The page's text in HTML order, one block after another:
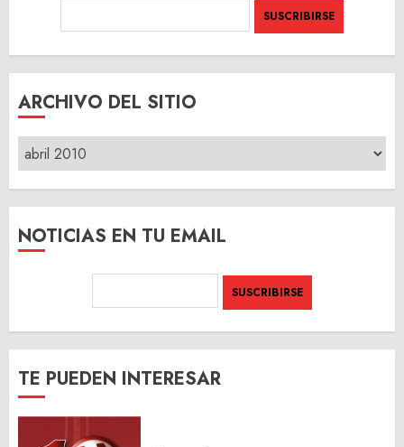
ARCHIVO DEL SITIO
ARCHIVO
DEL
SITIO
NOTICIAS EN TU EMAIL
TE PUEDEN INTERESAR